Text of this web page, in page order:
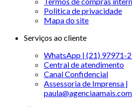
Politica de privacidade
Mapa do site
Serviços ao cliente
WhatsApp | (21) 97971-
Central de atendimento
Canal Confidencial
Assessoria de Imprensa |